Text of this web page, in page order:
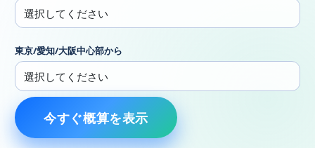
東京/愛知/大阪中心部から
今すぐ概算を表示